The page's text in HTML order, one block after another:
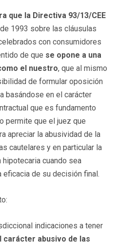
que la Directiva 93/13/CEE
1993 sobre las cláusulas
con consumidores
de que se opone a una
el nuestro, que al mismo
de formular oposición
basándose en el carácter
que es fundamento
permite que el juez que
apreciar la abusividad de la
cautelares y en particular la
cuando sea
eficacia de su decisión final.
indicaciones a tener
carácter abusivo de las